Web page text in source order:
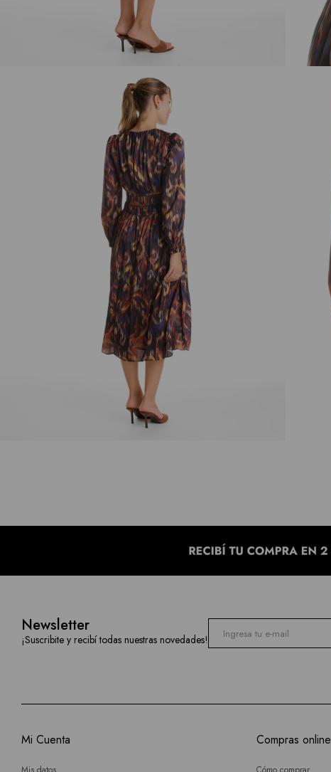
Newsletter
¡Suscribite y recibí todas nuestras novedades!
Mi Cuenta Compras online